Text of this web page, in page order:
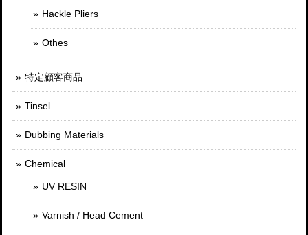
Hackle Pliers
Othes
特定顧客商品
Tinsel
Dubbing Materials
Chemical
UV RESIN
Varnish / Head Cement